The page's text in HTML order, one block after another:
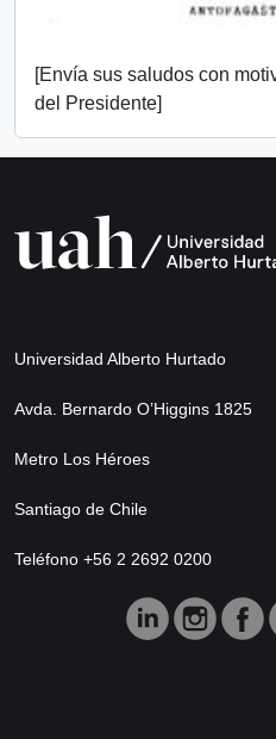
[Envía sus saludos con
del Presidente]
Universidad Alberto Hurtado
Avda. Bernardo O’Higgins 1825
Metro Los Héroes
Santiago de Chile
Teléfono +56 2 2692 0200